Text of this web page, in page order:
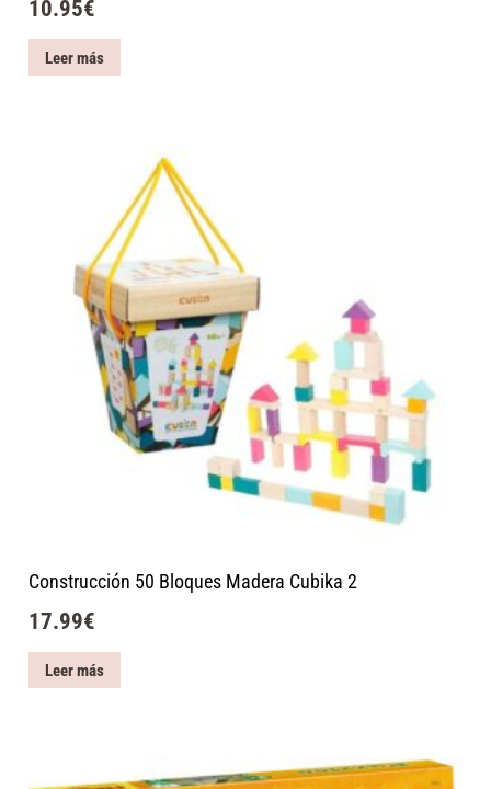
10.95€
Leer más
Construcción 50 Bloques Madera Cubika 2
17.99€
Leer más